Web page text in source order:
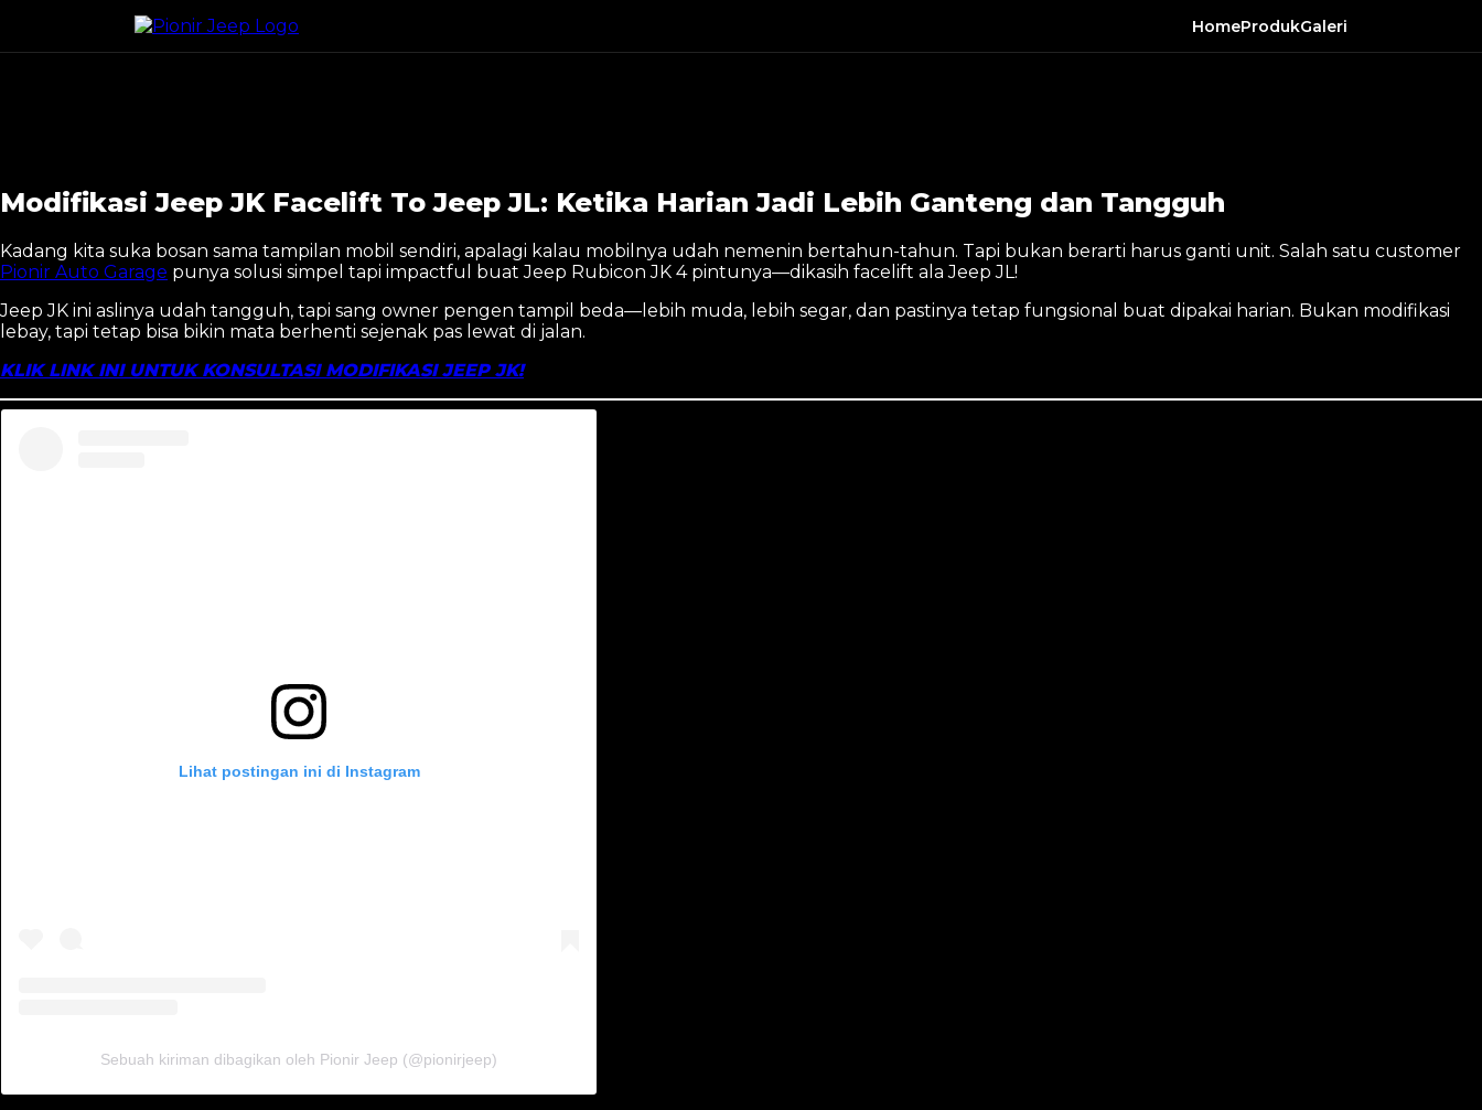
Modifikasi Jeep JK Facelift To Jeep JL: Tampil Muda dan Bergaya HomeProdukGaleri
Modifikasi Jeep JK Facelift To Jeep JL: Ketika Harian Jadi Lebih Ganteng dan Tangguh
Kadang kita suka bosan sama tampilan mobil sendiri, apalagi kalau mobilnya udah nemenin bertahun-tahun. Tapi bukan berarti harus ganti unit. Salah satu customer
Pionir Auto Garage punya solusi simpel tapi impactful buat Jeep Rubicon JK 4 pintunya—dikasih facelift ala Jeep JL!
Jeep JK ini aslinya udah tangguh, tapi sang owner pengen tampil beda—lebih muda, lebih segar, dan pastinya tetap fungsional buat dipakai harian. Bukan modifikasi
lebay, tapi tetap bisa bikin mata berhenti sejenak pas lewat di jalan.
KLIK LINK INI UNTUK KONSULTASI MODIFIKASI JEEP JK!
Lihat postingan ini di Instagram
Sebuah kiriman dibagikan oleh Pionir Jeep (@pionirjeep)